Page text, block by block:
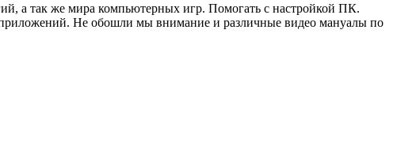
а так же мира компьютерных игр. Помогать с настройкой ПК.
приложений. Не обошли мы внимание и различные видео мануалы по